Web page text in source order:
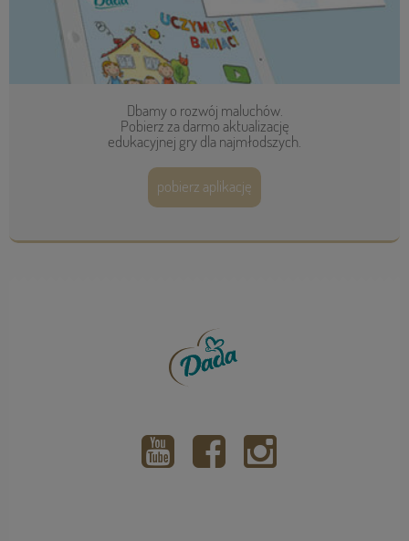
Dbamy o rozwój maluchów.
Pobierz za darmo aktualizację
edukacyjnej gry dla najmłodszych.
pobierz aplikację